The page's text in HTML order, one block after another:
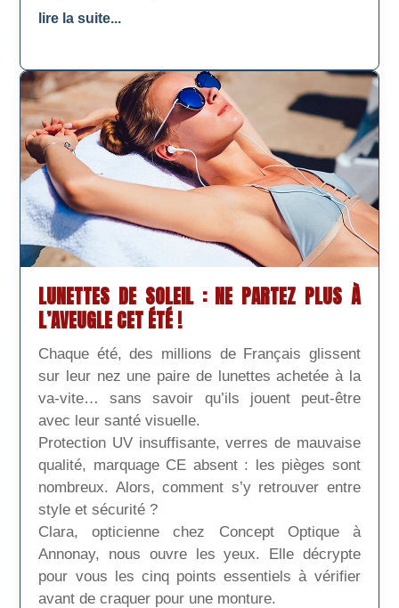
lire la suite...
LUNETTES DE SOLEIL : NE PARTEZ PLUS À
L’AVEUGLE CET ÉTÉ !
Chaque été, des millions de Français glissent
sur leur nez une paire de lunettes achetée à la
va-vite… sans savoir qu’ils jouent peut-être
avec leur santé visuelle.
Protection UV insuffisante, verres de mauvaise
qualité, marquage CE absent : les pièges sont
nombreux. Alors, comment s’y retrouver entre
style et sécurité ?
Clara, opticienne chez Concept Optique à
Annonay, nous ouvre les yeux. Elle décrypte
pour vous les cinq points essentiels à vérifier
avant de craquer pour une monture.